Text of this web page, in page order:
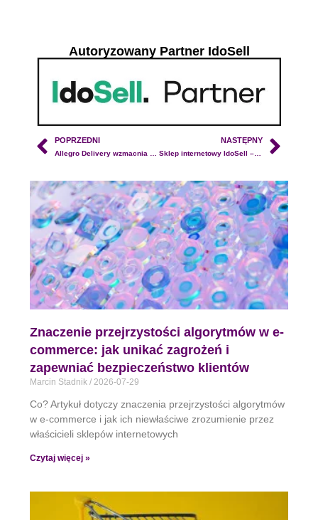
Autoryzowany Partner IdoSell
POPRZEDNI NASTĘPNY
Sklep internetowy IdoSell – co to jest i dlaczego warto
Znaczenie przejrzystości algorytmów w e-
commerce: jak unikać zagrożeń i
zapewniać bezpieczeństwo klientów
Marcin Stadnik 2026-07-29
Co? Artykuł dotyczy znaczenia przejrzystości algorytmów
w e-commerce i jak ich niewłaściwe zrozumienie przez
właścicieli sklepów internetowych
Czytaj więcej »